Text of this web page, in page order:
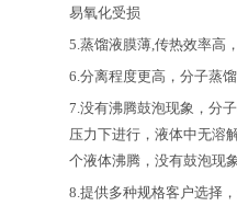
易氧化受损
5. 蒸馏液膜薄 传热效率高
6. 分离程度更高，分子蒸
7. 没有沸腾鼓泡现象，分
压力下进行，液体中无溶
个液体沸腾，没有鼓泡现象
8. 提供多种规格客户选择